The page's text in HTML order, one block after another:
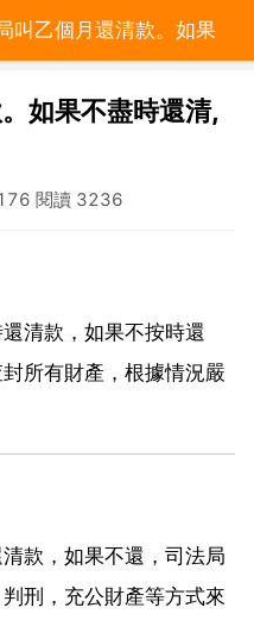
叫乙個月還清款。如果
如果不盡時還清,
閱讀 3236
清款，如果不按時還
所有財產，根據情況嚴
款，如果不還，司法局
刑，充公財產等方式來